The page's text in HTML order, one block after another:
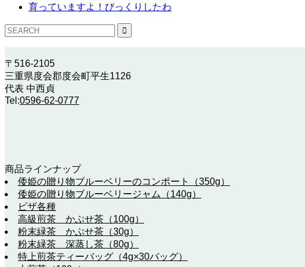
育っていますよ！びっくりしたわ
〒516-2105
三重県度会郡度会町平生1126
代表 中西貞
Tel:0596-62-0777
商品ラインナップ
倭姫の贈り物ブルーベリーのコンポート（350g）
倭姫の贈り物ブルーベリージャム（140g）
ピザ各種
高級煎茶 かぶせ茶（100g）
粉末緑茶 かぶせ茶（30g）
粉末緑茶 深蒸し茶（80g）
特上煎茶ティーバッグ（4g×30バッグ）